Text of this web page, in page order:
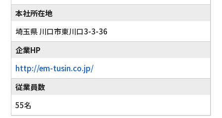
本社所在地
埼玉県 川口市東川口3-3-36
企業HP
http://em-tusin.co.jp/
従業員数
55名